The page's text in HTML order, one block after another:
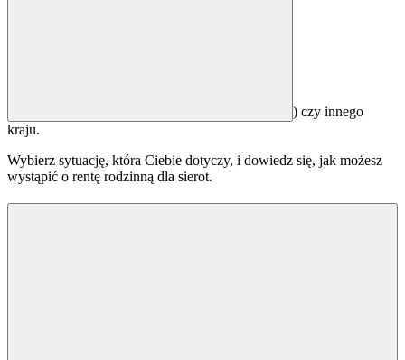
) czy innego
kraju.
Wybierz sytuację, która Ciebie dotyczy, i dowiedz się, jak możesz
wystąpić o rentę rodzinną dla sierot.